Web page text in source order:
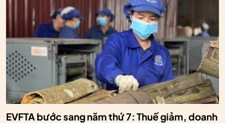
EVFTA bước sang năm thứ 7: Thuế giảm, doanh